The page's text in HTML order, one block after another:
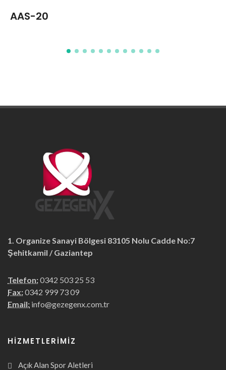
AAS-20
1. Organize Sanayi Bölgesi 83105 Nolu Cadde No:7
Şehitkamil / Gaziantep
Telefon:0342 503 25 53
Fax:0342 999 73 09
Email: info@gezegenx.com.tr
HIZMETLERIMIZ
Açık Alan Spor Aletleri